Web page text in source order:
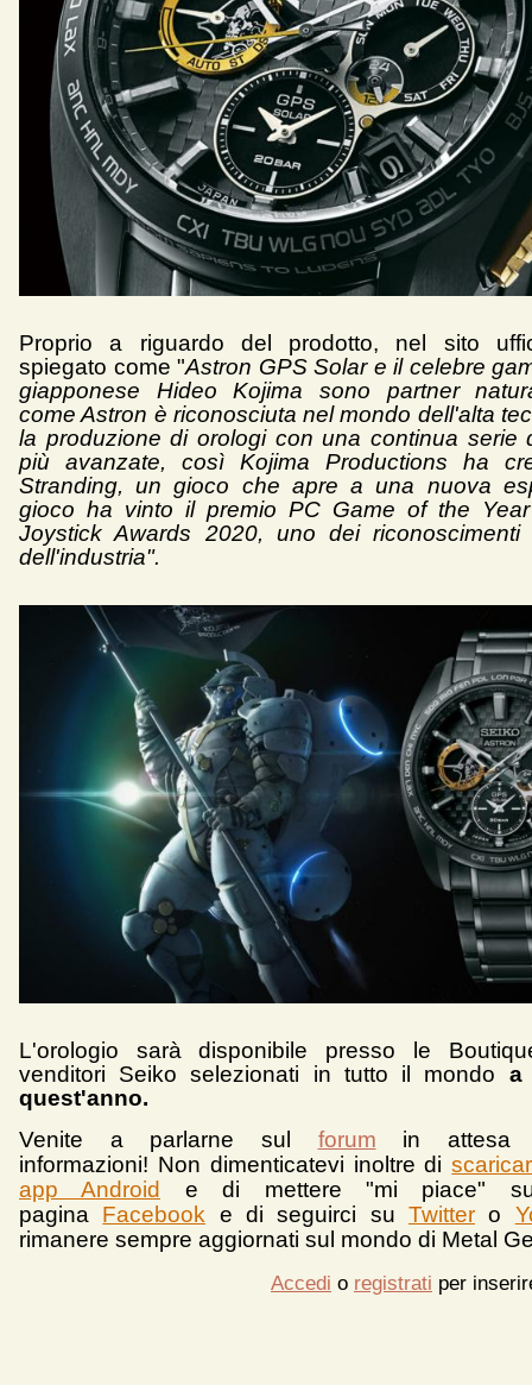
Proprio a riguardo del prodotto, nel sito
spiegato come "Astron GPS Solar e il celebre
giapponese Hideo Kojima sono partner
come Astron è riconosciuta nel mondo dell'alta
la produzione di orologi con una continua serie
più avanzate, così Kojima Productions ha
Stranding, un gioco che apre a una nuova
gioco ha vinto il premio PC Game of the
Joystick Awards 2020, uno dei riconoscimenti
dell'industria".
L'orologio sarà disponibile presso le
venditori Seiko selezionati in tutto il mondo a
quest'anno.
Venite a parlarne sul forum in attesa
informazioni! Non dimenticatevi inoltre di
app Android
e di mettere "mi piace"
pagina Facebook e di seguirci suTwitter o
rimanere sempre aggiornati sul mondo di Metal
Accedi o registrati per